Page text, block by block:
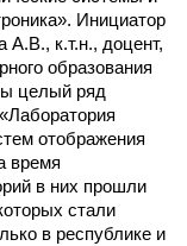
Инициатор
А.В., к.т.н., доцент,
образования
целый ряд
отображения
время
в них прошли
стали
в республике и